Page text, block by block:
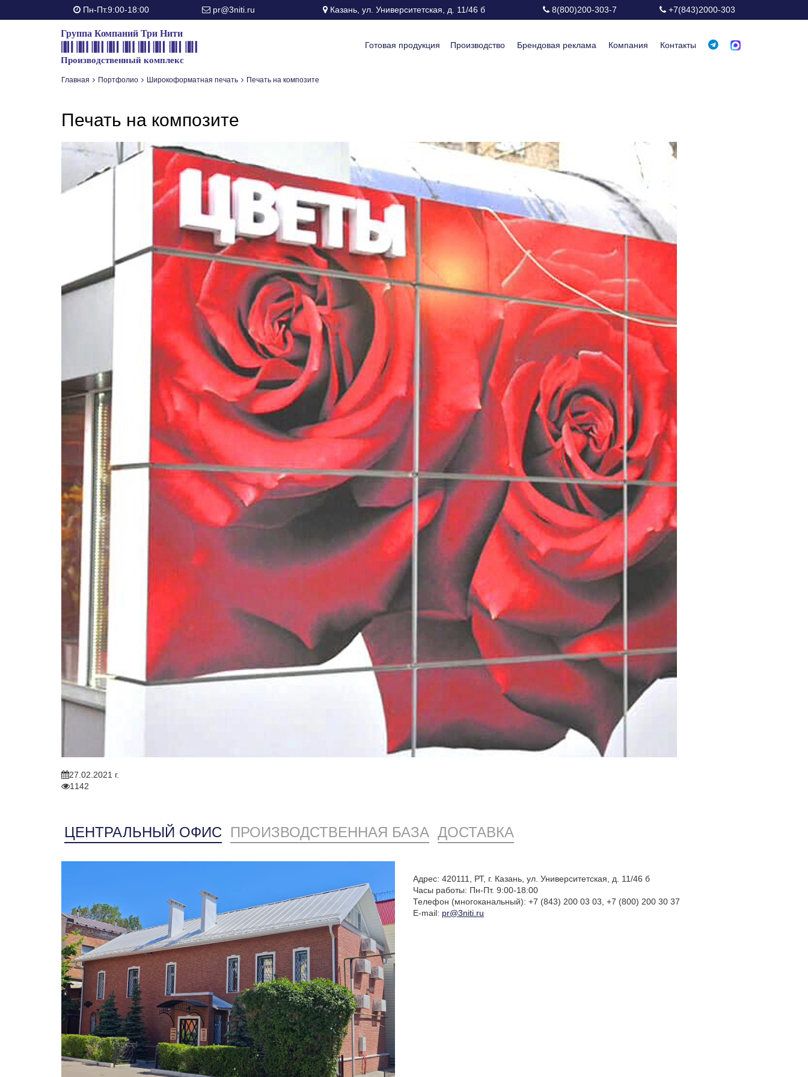
Пн-Пт.9:00-18:00 pr@3niti.ru Казань, ул. Университетская, д. 11/46 б 8(800)200-303-7 +7(843)2000-303
Готовая продукция Производство Брендовая реклама Компания Контакты
Главная Портфолио Широкоформатная печать Печать на композите
Печать на композите
27.02.2021 г.
1142
ЦЕНТРАЛЬНЫЙ ОФИС ПРОИЗВОДСТВЕННАЯ БАЗА ДОСТАВКА
Адрес: 420111, РТ, г. Казань, ул. Университетская, д. 11/46 б
Часы работы: Пн-Пт. 9:00-18:00
Телефон (многоканальный): +7 (843) 200 03 03, +7 (800) 200 30 37
E-mail: pr@3niti.ru